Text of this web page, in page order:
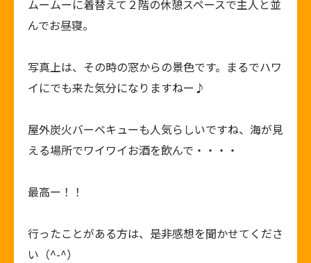
ムームーに着替えて２階の休憩スペースで主人と並
んでお昼寝。
写真上は、その時の窓からの景色です。まるでハワ
イにでも来た気分になりますねー♪
屋外炭火バーベキューも人気らしいですね、海が見
える場所でワイワイお酒を飲んで・・・・
最高ー！！
行ったことがある方は、是非感想を聞かせてくださ
い（^-^）